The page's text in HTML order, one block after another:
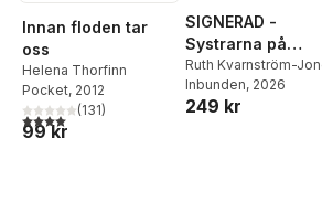
Innan floden tar
oss
Helena Thorfinn
Pocket, 2012
4,0utav 5 stjärnor. Totalt antal röster:
(131)
99 kr
SIGNERAD -
Systrarna på
Sophiahemmet
Ruth Kvarnström-
Inbunden, 2026
249 kr